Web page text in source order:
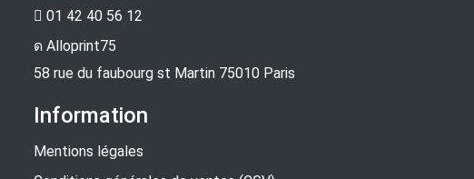
01 42 40 56 12
Alloprint75
58 rue du faubourg st Martin 75010 Paris
Information
Mentions légales